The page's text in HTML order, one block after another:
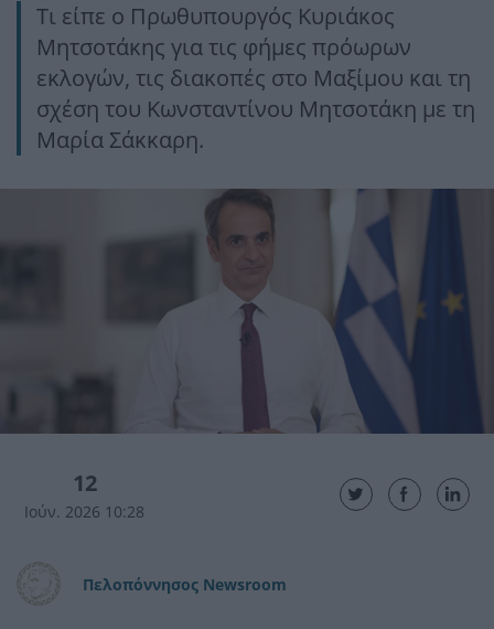
Τι είπε ο Πρωθυπουργός Κυριάκος
Μητσοτάκης για τις φήμες πρόωρων
εκλογών, τις διακοπές στο Μαξίμου και τη
σχέση του Κωνσταντίνου Μητσοτάκη με τη
Μαρία Σάκκαρη.
12
Ιούν. 2026 10:28
Πελοπόννησος Newsroom